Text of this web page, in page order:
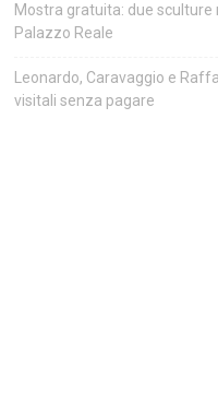
Mostra gratuita: due
Palazzo Reale
Leonardo, Caravaggio e
visitali senza pagare